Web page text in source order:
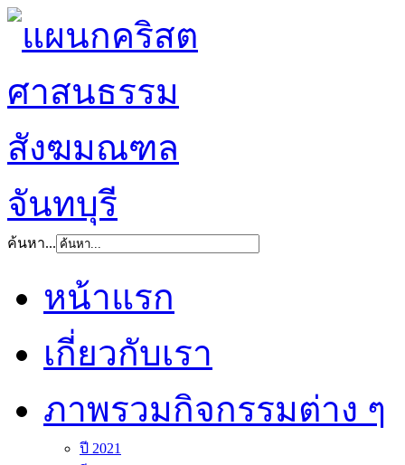
ค้นหา...
หน้าแรก
เกี่ยวกับเรา
ภาพรวมกิจกรรมต่าง ๆ
ปี 2021